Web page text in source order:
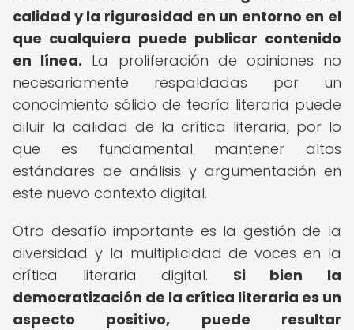
calidad y la rigurosidad en un entorno en el
que cualquiera puede publicar contenido
en línea. La proliferación de opiniones no
necesariamente respaldadas por un
conocimiento sólido de teoría literaria puede
diluir la calidad de la crítica literaria, por lo
que es fundamental mantener altos
estándares de análisis y argumentación en
este nuevo contexto digital.
Otro desafío importante es la gestión de la
diversidad y la multiplicidad de voces en la
crítica literaria digital. Si bien la
democratización de la crítica literaria es un
aspecto positivo, puede resultar